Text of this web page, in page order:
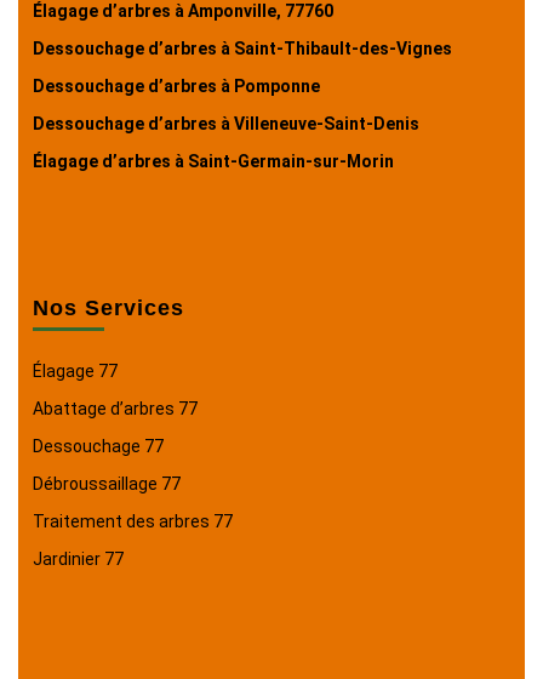
Élagage d’arbres à Amponville, 77760
Dessouchage d’arbres à Saint-Thibault-des-Vignes
Dessouchage d’arbres à Pomponne
Dessouchage d’arbres à Villeneuve-Saint-Denis
Élagage d’arbres à Saint-Germain-sur-Morin
Nos Services
Élagage 77
Abattage d’arbres 77
Dessouchage 77
Débroussaillage 77
Traitement des arbres 77
Jardinier 77